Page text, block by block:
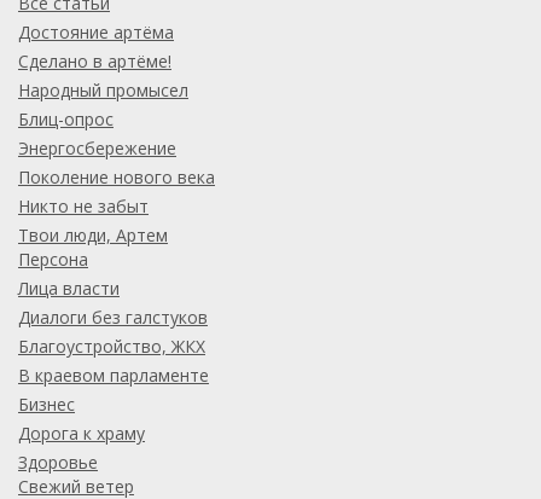
Достояние артёма
Сделано в артёме!
Народный промысел
Блиц-опрос
Энергосбережение
Поколение нового века
Никто не забыт
Твои люди, Артем
Персона
Лица власти
Диалоги без галстуков
Благоустройство, ЖКХ
В краевом парламенте
Бизнес
Дорога к храму
Здоровье
Свежий ветер